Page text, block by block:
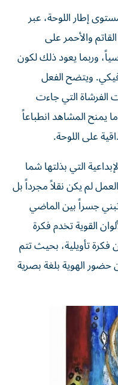
إطار اللوحة، عبر
القاتم والأحمر على
وربما يعود ذلك لكون
ويتضح الفعل
التي جاءت
المشاهد انطباعاً
على اللوحة.
التي بذلتها شما
لم يكن نقلاً مجرداً بل
تبني جسراً بين الماضي
القوية تخدم فكرة
تأويلية، بحيث تتم
حضور الهوية بلغة بصرية